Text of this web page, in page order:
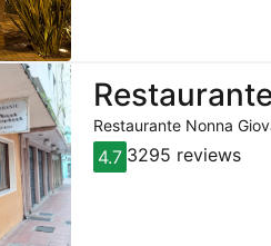
Restaurante Nonna
4.7 3295 reviews